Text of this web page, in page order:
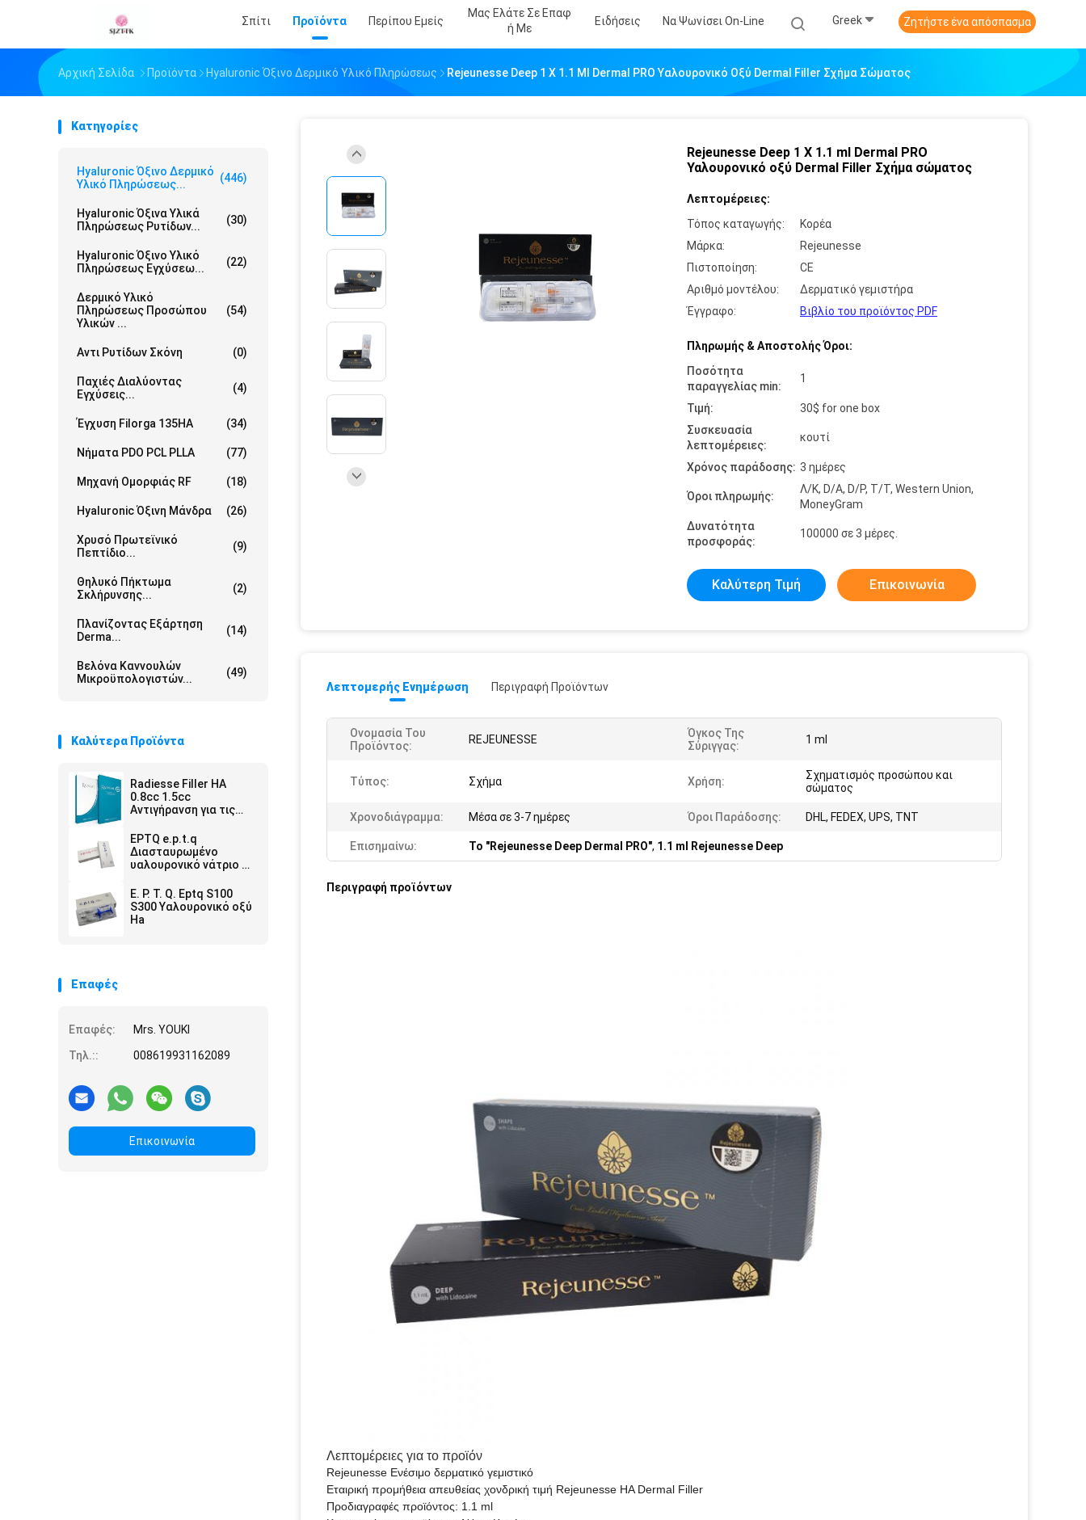
Σπίτι Προϊόντα Περίπου Εμείς
Μας Ελάτε Σε Επαφ
Ή Με
Ειδήσεις Να Ψωνίσει On-Line Greek Ζητήστε ένα απόσπασμα
Αρχική Σελίδα Προϊόντα Hyaluronic Όξινο Δερμικό Υλικό Πληρώσεως Rejeunesse Deep 1 X 1.1 Ml Dermal PRO Υαλουρονικό Οξύ Dermal Filler Σχήμα Σώματος
Κατηγορίες
Hyaluronic Όξινο Δερμικό
Υλικό Πληρώσεως...
(446)
Hyaluronic Όξινα Υλικά
Πληρώσεως Ρυτίδων...
(30)
Hyaluronic Όξινο Υλικό
Πληρώσεως Εγχύσεω...
(22)
Δερμικό Υλικό
Πληρώσεως Προσώπου
Υλικών ...
(54)
Αντι Ρυτίδων Σκόνη (0)
Παχιές Διαλύοντας
Εγχύσεις...
(4)
Έγχυση Filorga 135HA (34)
Νήματα PDO PCL PLLA (77)
Μηχανή Ομορφιάς RF (18)
Hyaluronic Όξινη Μάνδρα (26)
Χρυσό Πρωτεϊνικό
Πεπτίδιο...
(9)
Θηλυκό Πήκτωμα
Σκλήρυνσης...
(2)
Πλανίζοντας Εξάρτηση
Derma...
(14)
Βελόνα Καννουλών
Μικροϋπολογιστών...
(49)
Καλύτερα Προϊόντα
Radiesse Filler HA
0.8cc 1.5cc
Αντιγήρανση για τις
προσώπου
EPTQ e.p.t.q
Διασταυρωμένο
υαλουρονικό νάτριο CE
Dermal Filler
E. P. T. Q. Eptq S100
S300 Υαλουρονικό οξύ
Ha
Επαφές
Επαφές:
Mrs. YOUKI
Τηλ.::
008619931162089
Επικοινωνία
Rejeunesse Deep 1 X 1.1 ml Dermal PRO
Υαλουρονικό οξύ Dermal Filler Σχήμα σώματος
Λεπτομέρειες:
Τόπος καταγωγής:
Κορέα
Μάρκα:
Rejeunesse
Πιστοποίηση:
CE
Αριθμό μοντέλου:
Δερματικό γεμιστήρα
Έγγραφο:
Βιβλίο του προϊόντος PDF
Πληρωμής & Αποστολής Όροι:
Ποσότητα
παραγγελίας min:
1
Τιμή:
30$ for one box
Συσκευασία
λεπτομέρειες:
κουτί
Χρόνος παράδοσης: 3 ημέρες
Όροι πληρωμής:
Λ/Κ, D/A, D/P, T/T, Western Union,
MoneyGram
Δυνατότητα
προσφοράς:
100000 σε 3 μέρες.
Καλύτερη Τιμή Επικοινωνία
Λεπτομερής Ενημέρωση Περιγραφή Προϊόντων
Ονομασία Του
Προϊόντος:
REJEUNESSE
Όγκος Της
Σύριγγας:
1 ml
Τύπος: Σχήμα Χρήση:
Σχηματισμός προσώπου και
σώματος
Χρονοδιάγραμμα: Μέσα σε 3-7 ημέρες Όροι Παράδοσης: DHL, FEDEX, UPS, TNT
Επισημαίνω: Το "Rejeunesse Deep Dermal PRO", 1.1 ml Rejeunesse Deep
Περιγραφή προϊόντων
Λεπτομέρειες για το προϊόν
Rejeunesse Ενέσιμο δερματικό γεμιστικό
Εταιρική προμήθεια απευθείας χονδρική τιμή Rejeunesse HA Dermal Filler
Προδιαγραφές προϊόντος: 1.1 ml